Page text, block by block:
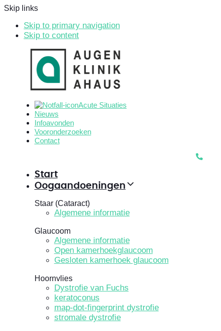
Skip links
Skip to primary navigation
Skip to content
Acute Situaties
Nieuws
Infoavonden
Vooronderzoeken
Contact
Start
Oogaandoeningen
Staar (Cataract)
Algemene informatie
Glaucoom
Algemene informatie
Open kamerhoekglaucoom
Gesloten kamerhoek glaucoom
Hoornvlies
Dystrofie van Fuchs
keratoconus
map-dot-fingerprint dystrofie
stromale dystrofie